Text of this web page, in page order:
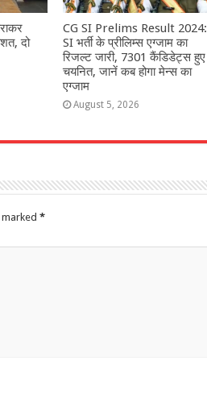
दो
CG SI Prelims Result 2024:
SI भर्ती के प्रीलिम्स एग्जाम का
रिजल्ट जारी, 7301 कैंडिडेट्स हुए
चयनित, जानें कब होगा मेन्स का
एग्जाम
August 5, 2026
*